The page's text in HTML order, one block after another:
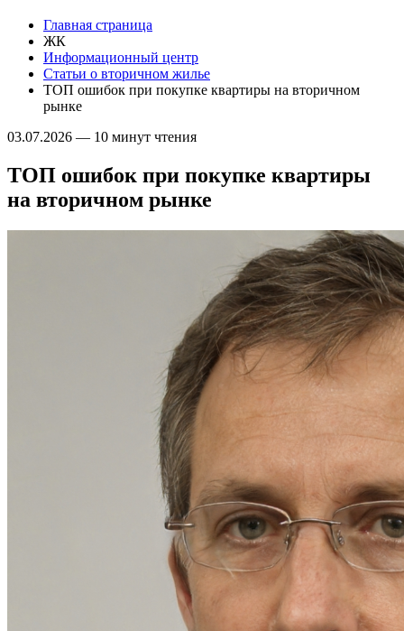
Главная страница
ЖК
Информационный центр
Статьи о вторичном жилье
ТОП ошибок при покупке квартиры на вторичном
рынке
03.07.2026 — 10 минут чтения
ТОП ошибок при покупке квартиры
на вторичном рынке